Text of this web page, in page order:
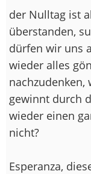
der Nulltag ist
überstanden,
dürfen wir uns
wieder alles
nachzudenken,
gewinnt durch
wieder einen
nicht?
Esperanza,